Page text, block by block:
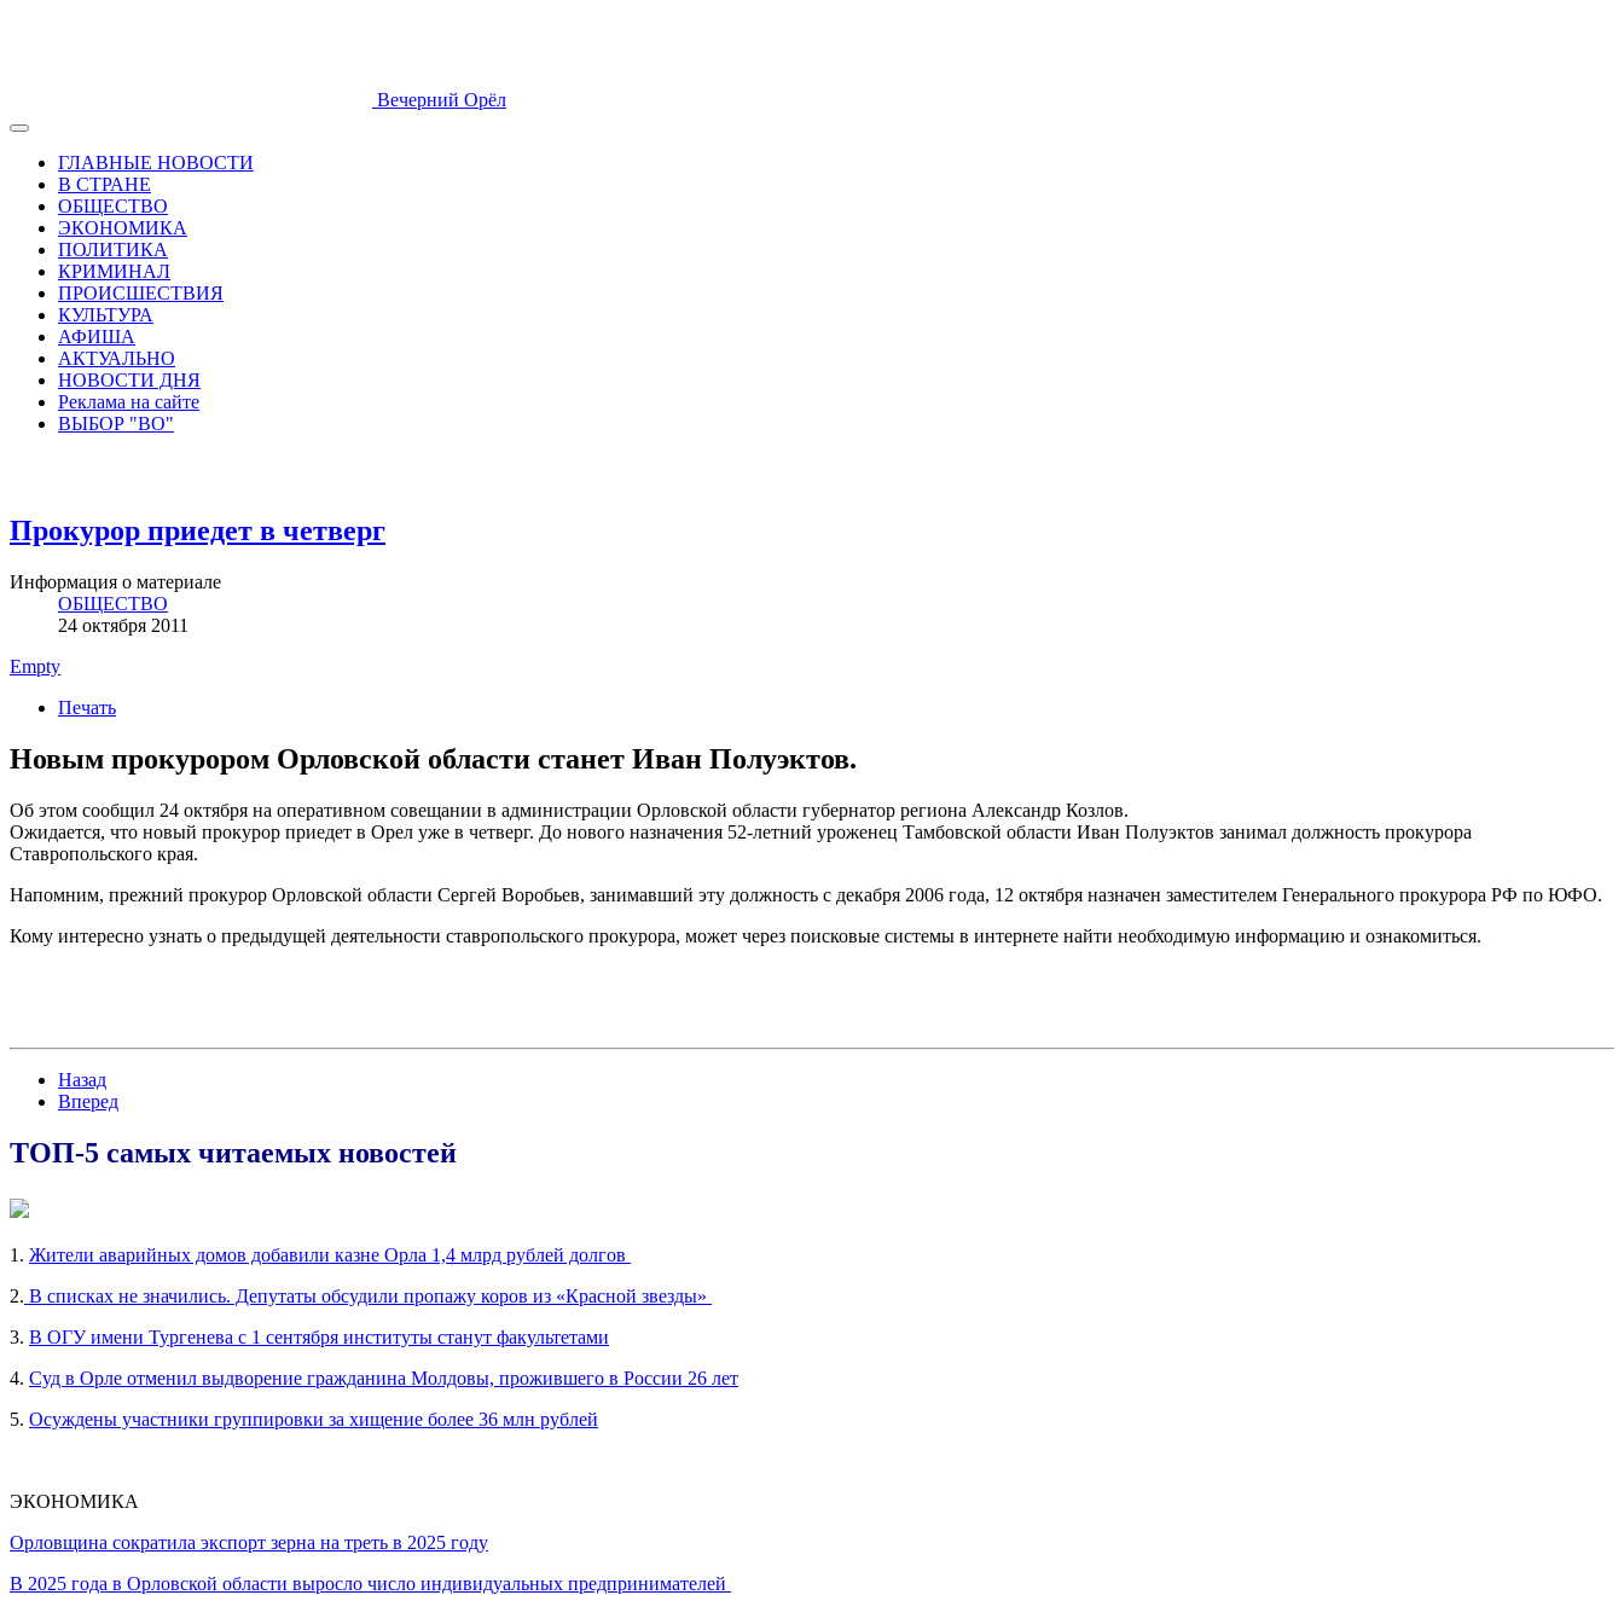
Вечерний Орёл
ГЛАВНЫЕ НОВОСТИ
В СТРАНЕ
ОБЩЕСТВО
ЭКОНОМИКА
ПОЛИТИКА
КРИМИНАЛ
ПРОИСШЕСТВИЯ
КУЛЬТУРА
АФИША
АКТУАЛЬНО
НОВОСТИ ДНЯ
Реклама на сайте
ВЫБОР "ВО"
Прокурор приедет в четверг
Информация о материале
ОБЩЕСТВО
24 октября 2011
Empty
Печать
Новым прокурором Орловской области станет Иван Полуэктов.
Об этом сообщил 24 октября на оперативном совещании в администрации Орловской области губернатор региона Александр Козлов.
Ожидается, что новый прокурор приедет в Орел уже в четверг. До нового назначения 52-летний уроженец Тамбовской области Иван Полуэктов занимал должность прокурора
Ставропольского края.
Напомним, прежний прокурор Орловской области Сергей Воробьев, занимавший эту должность с декабря 2006 года, 12 октября назначен заместителем Генерального прокурора РФ по ЮФО.
Кому интересно узнать о предыдущей деятельности ставропольского прокурора, может через поисковые системы в интернете найти необходимую информацию и ознакомиться.
Назад
Вперед
ТОП-5 самых читаемых новостей
1. Жители аварийных домов добавили казне Орла 1,4 млрд рублей долгов
2. В списках не значились. Депутаты обсудили пропажу коров из «Красной звезды»
3. В ОГУ имени Тургенева с 1 сентября институты станут факультетами
4. Суд в Орле отменил выдворение гражданина Молдовы, прожившего в России 26 лет
5. Осуждены участники группировки за хищение более 36 млн рублей
ЭКОНОМИКА
Орловщина сократила экспорт зерна на треть в 2025 году
В 2025 года в Орловской области выросло число индивидуальных предпринимателей